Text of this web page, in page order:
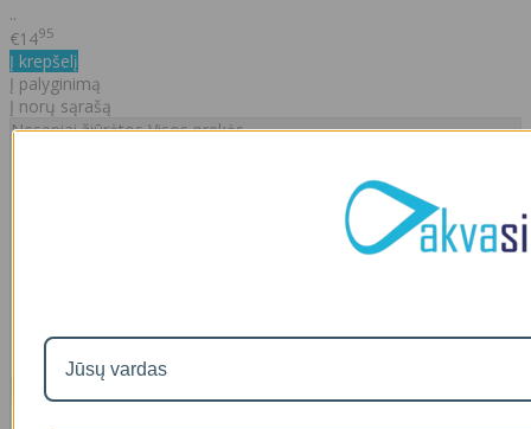
..
€1495
Į krepšelį
Į palyginimą
Į norų sąrašą
Neseniai žiūrėtosVisos prekės
00
Naujausios prekės